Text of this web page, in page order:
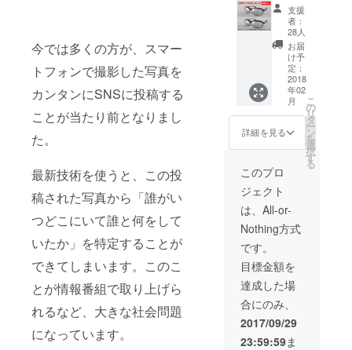
今では多くの方が、スマー
トフォンで撮影した写真を
カンタンにSNSに投稿する
ことが当たり前となりまし
た。
最新技術を使うと、この投
稿された写真から「誰がい
つどこにいて誰と何をして
いたか」を特定することが
できてしまいます。このこ
とが情報番組で取り上げら
れるなど、大きな社会問題
になっています。
す。支援
者：
28人
お届
け予
定：
2018
年02
月
詳細を見る
こ
の
リ
タ
ー
ン
を
選
択
す
る
このプロ
ジェクト
は、All-or-
Nothing方式
です。
目標金額を
達成した場
合にのみ、
2017/09/29
23:59:59ま